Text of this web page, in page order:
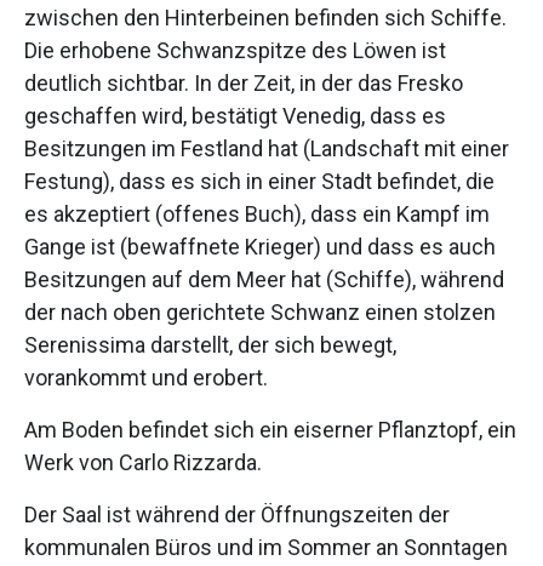
zwischen den Hinterbeinen befinden sich Schiffe.
Die erhobene Schwanzspitze des Löwen ist
deutlich sichtbar. In der Zeit, in der das Fresko
geschaffen wird, bestätigt Venedig, dass es
Besitzungen im Festland hat (Landschaft mit einer
Festung), dass es sich in einer Stadt befindet, die
es akzeptiert (offenes Buch), dass ein Kampf im
Gange ist (bewaffnete Krieger) und dass es auch
Besitzungen auf dem Meer hat (Schiffe), während
der nach oben gerichtete Schwanz einen stolzen
Serenissima darstellt, der sich bewegt,
vorankommt und erobert.
Am Boden befindet sich ein eiserner Pflanztopf, ein
Werk von Carlo Rizzarda.
Der Saal ist während der Öffnungszeiten der
kommunalen Büros und im Sommer an Sonntagen